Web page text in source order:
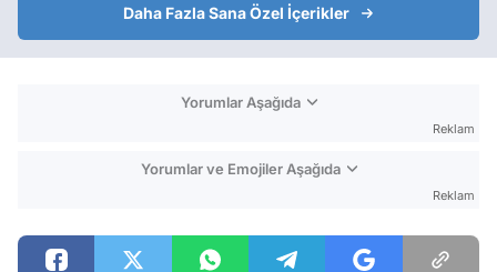
Daha Fazla Sana Özel İçerikler
Yorumlar Aşağıda
Reklam
Yorumlar ve Emojiler Aşağıda
Reklam